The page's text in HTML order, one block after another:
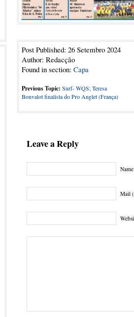
Post Published: 26 Setembro 2024
Author: Redacção
Found in section: Capa
Previous Topic: Surf- WQS; Teresa
Bonvalot finalista do Pro Anglet (França)
Leave a Reply
Mail